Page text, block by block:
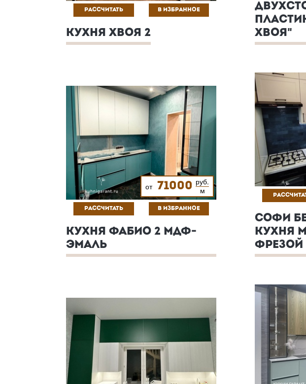
РАССЧИТАТЬ В ИЗБРАННОЕ
КУХНЯ ХВОЯ 2
ХВОЯ"
от 71000 руб.
м
РАССЧИТАТЬ В ИЗБРАННОЕ
КУХНЯ ФАБИО 2 МДФ-
ЭМАЛЬ
СОФИ
КУХНЯ
ФРЕЗОЙ